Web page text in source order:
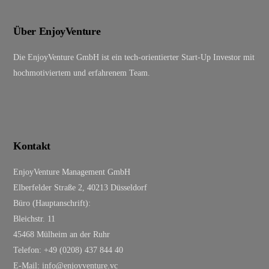
Über EnjoyVenture
Die EnjoyVenture GmbH ist ein tech-orientierter Start-Up Investor mit
hochmotiviertem und erfahrenem Team.
Kontakt
EnjoyVenture Management GmbH
Elberfelder Straße 2, 40213 Düsseldorf
Büro (Hauptanschrift):
Bleichstr. 11
45468 Mülheim an der Ruhr
Telefon: +49 (0208) 437 844 40
E-Mail: info@enjoyventure.vc